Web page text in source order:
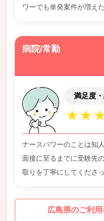
ワーでも単発案件が増え
病院/常勤
満足度
ナースパワーのことは知
面接に至るまでに受験先
取りを丁寧にしてくださ
広島県のご利